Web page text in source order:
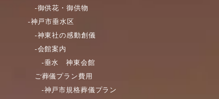
-御供花・御供物
-神戸市垂水区
-神東社の感動創儀
-会館案内
-垂水 神東会館
ご葬儀プラン費用
-神戸市規格葬儀プラン